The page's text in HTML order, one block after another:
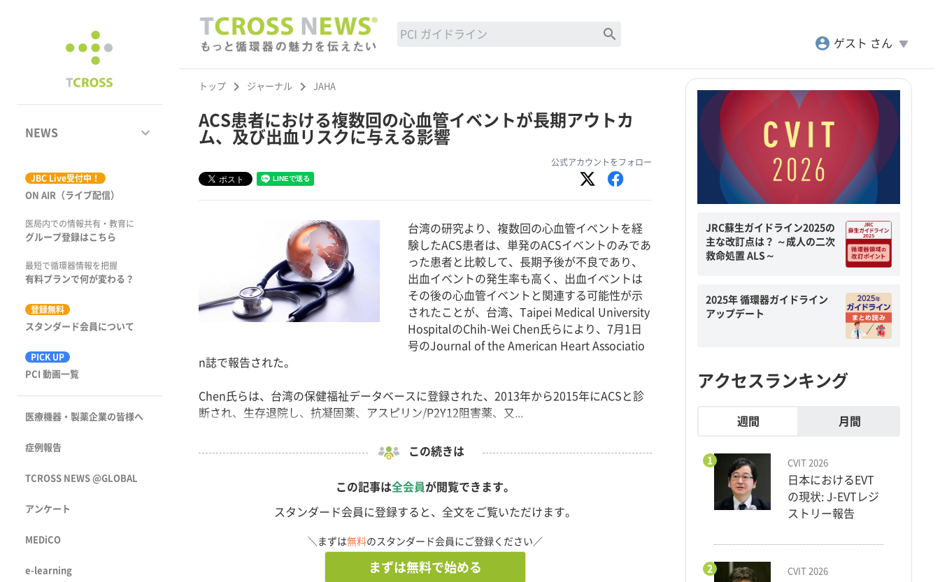
NEWS keyboard_arrow_down
ジャーナル
動画コンテンツ
市場トピックス
JBC Live受付中！
ON AIR（ライブ配信）
医局内での情報共有・教育に
グループ登録はこちら
最短で循環器情報を把握
有料プランで何が変わる？
登録無料
スタンダード会員について
PICK UP
PCI 動画一覧
医療機器・製薬企業の皆様へ
症例報告
TCROSS NEWS @GLOBAL
アンケート
MEDiCO
e-learning
search
account_circle ゲスト さん play_arrow
トップ keyboard_arrow_right ジャーナル keyboard_arrow_right JAHA
ACS患者における複数回の心血管イベントが長期アウトカ
ム、及び出血リスクに与える影響
公式アカウントをフォロー
台湾の研究より、複数回の心血管イベントを経
験したACS患者は、単発のACSイベントのみであ
った患者と比較して、長期予後が不良であり、
出血イベントの発生率も高く、出血イベントは
その後の心血管イベントと関連する可能性が示
されたことが、台湾、Taipei Medical University
HospitalのChih-Wei Chen氏らにより、7月1日
号のJournal of the American Heart Associatio
n誌で報告された。
Chen氏らは、台湾の保健福祉データベースに登録された、2013年から2015年にACSと診
断され、生存退院し、抗凝固薬、アスピリン/P2Y12阻害薬、又...
この続きは
この記事は全会員が閲覧できます。
スタンダード会員に登録すると、全文をご覧いただけます。
＼まずは無料のスタンダード会員にご登録ください／
まずは無料で始める
JRC蘇生ガイドライン2025の
主な改訂点は？ ～成人の二次
救命処置 ALS～
2025年 循環器ガイドライン
アップデート
アクセスランキング
週間 月間
1 CVIT 2026
日本におけるEVT
の現状: J-EVTレジ
ストリー報告
2 CVIT 2026